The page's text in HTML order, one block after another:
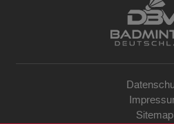
Sitemap